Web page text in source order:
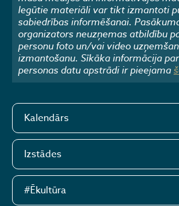
Iegūtie materiāli var tikt izmantoti
sabiedrības informēšanai.
organizators neuzņemas atbildību
personu foto un/vai video
izmantošanu. Sīkāka informācija
personas datu apstrādi ir pieejama
Kalendārs
Izstādes
#Ēkultūra